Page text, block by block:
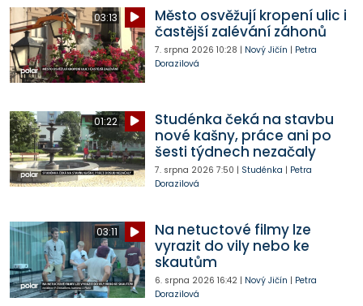
03:13
Město osvěžují kropení ulic i
častější zalévání záhonů
7. srpna 2026 10:28 | Nový Jičín | Petra
Dorazilová
01:22
Studénka čeká na stavbu
nové kašny, práce ani po
šesti týdnech nezačaly
7. srpna 2026 7:50 | Studénka | Petra
Dorazilová
03:11
Na netuctové filmy lze
vyrazit do vily nebo ke
skautům
6. srpna 2026 16:42| Nový Jičín | Petra
Dorazilová